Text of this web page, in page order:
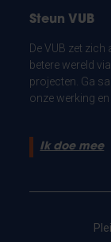
Steun VUB
De VUB zet
betere wereld
projecten. Ga
onze werking
Ik doe mee